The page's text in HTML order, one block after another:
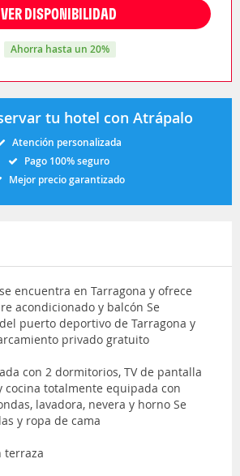
VER DISPONIBILIDAD
ahorra hasta un 20%
tu hotel con Atrápalo
Atención personalizada
Pago 100% seguro
Mejor precio garantizado
se encuentra en Tarragona y ofrece
acondicionado y balcón Se
puerto deportivo de Tarragona y
privado gratuito
con 2 dormitorios, TV de pantalla
cocina totalmente equipada con
lavadora, nevera y horno Se
y ropa de cama
terraza